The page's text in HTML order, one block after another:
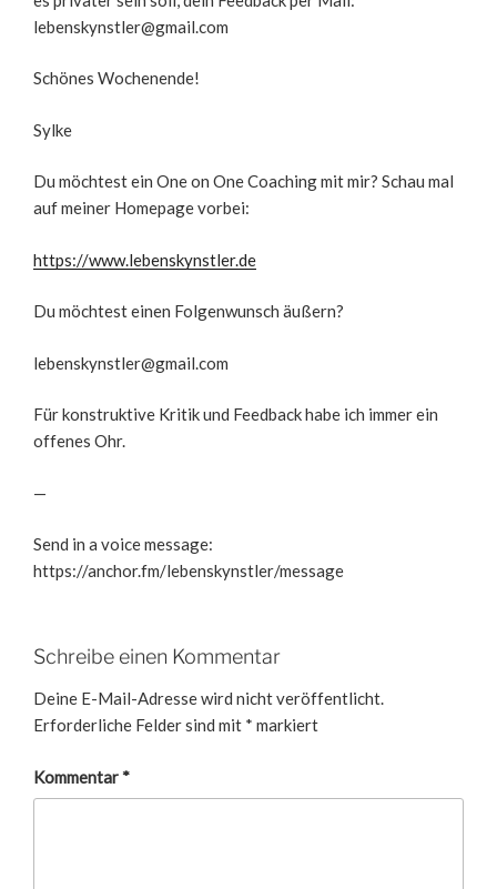
lebenskynstler@gmail.com
Schönes Wochenende!
Sylke
Du möchtest ein One on One Coaching mit mir? Schau mal
auf meiner Homepage vorbei:
https://www.lebenskynstler.de
Du möchtest einen Folgenwunsch äußern?
lebenskynstler@gmail.com
Für konstruktive Kritik und Feedback habe ich immer ein
offenes Ohr.
—
Send in a voice message:
https://anchor.fm/lebenskynstler/message
Schreibe einen Kommentar
Deine E-Mail-Adresse wird nicht veröffentlicht.
Erforderliche Felder sind mit * markiert
Kommentar*